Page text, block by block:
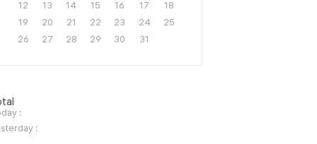
12
13 14 15 16 17
18
19
20 21 22 23 24
25
26
27 28 29 30 31
:
: